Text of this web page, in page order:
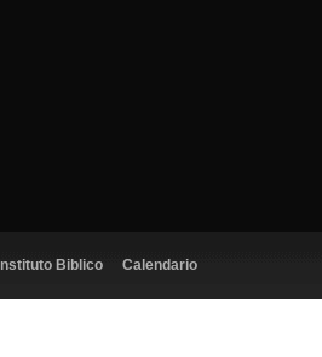
Instituto Biblico Calendario